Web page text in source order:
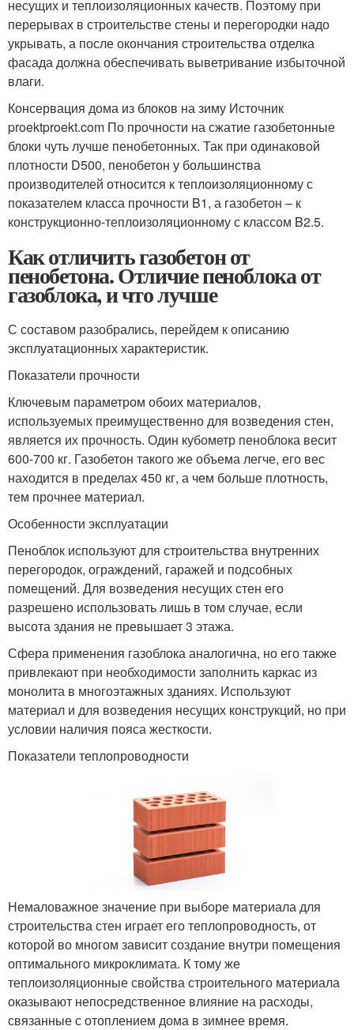
несущих и теплоизоляционных качеств. Поэтому при
перерывах в строительстве стены и перегородки надо
укрывать, а после окончания строительства отделка
фасада должна обеспечивать выветривание избыточной
влаги.
Консервация дома из блоков на зиму Источник
proektproekt.com По прочности на сжатие газобетонные
блоки чуть лучше пенобетонных. Так при одинаковой
плотности D500, пенобетон у большинства
производителей относится к теплоизоляционному с
показателем класса прочности B1, а газобетон – к
конструкционно-теплоизоляционному с классом B2.5.
Как отличить газобетон от
пенобетона. Отличие пеноблока от
газоблока, и что лучше
С составом разобрались, перейдем к описанию
эксплуатационных характеристик.
Показатели прочности
Ключевым параметром обоих материалов,
используемых преимущественно для возведения стен,
является их прочность. Один кубометр пеноблока весит
600-700 кг. Газобетон такого же объема легче, его вес
находится в пределах 450 кг, а чем больше плотность,
тем прочнее материал.
Особенности эксплуатации
Пеноблок используют для строительства внутренних
перегородок, ограждений, гаражей и подсобных
помещений. Для возведения несущих стен его
разрешено использовать лишь в том случае, если
высота здания не превышает 3 этажа.
Сфера применения газоблока аналогична, но его также
привлекают при необходимости заполнить каркас из
монолита в многоэтажных зданиях. Используют
материал и для возведения несущих конструкций, но при
условии наличия пояса жесткости.
Показатели теплопроводности
Немаловажное значение при выборе материала для
строительства стен играет его теплопроводность, от
которой во многом зависит создание внутри помещения
оптимального микроклимата. К тому же
теплоизоляционные свойства строительного материала
оказывают непосредственное влияние на расходы,
связанные с отоплением дома в зимнее время.